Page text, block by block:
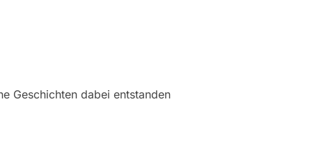
Geschichten dabei entstanden